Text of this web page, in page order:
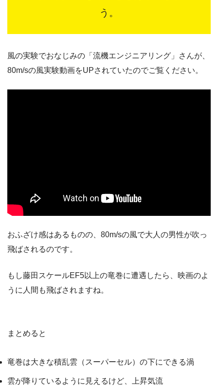
う。
風の実験でおなじみの「流機エンジニアリング」さんが、
80m/sの風実験動画をUPされていたのでご覧ください。
おふざけ感はあるものの、80m/sの風で大人の男性が吹っ
飛ばされるのです。
もし藤田スケールEF5以上の竜巻に遭遇したら、映画のよ
うに人間も飛ばされますね。
まとめると
竜巻は大きな積乱雲（スーパーセル）の下にできる渦
雲が降りているように見えるけど、上昇気流